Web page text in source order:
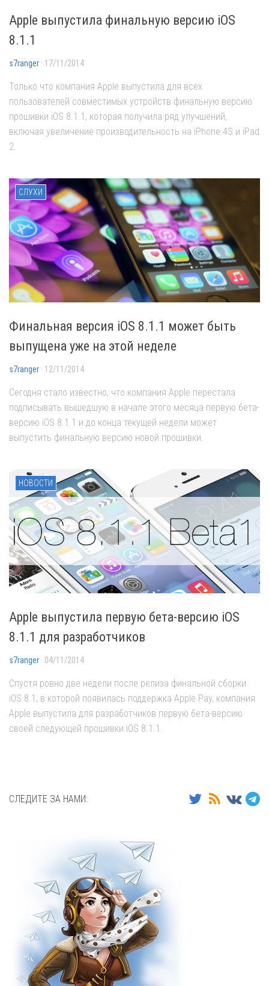
Apple выпустила финальную версию iOS
8.1.1
s7ranger · 17/11/2014
Только что компания Apple выпустила для всех
пользователей совместимых устройств финальную версию
прошивки iOS 8.1.1, которая получила ряд улучшений,
включая увеличение производительность на iPhone 4S и iPad
2.
СЛУХИ
Финальная версия iOS 8.1.1 может быть
выпущена уже на этой неделе
s7ranger · 12/11/2014
Сегодня стало известно, что компания Apple перестала
подписывать вышедшую в начале этого месяца первую бета-
версию iOS 8.1.1 и до конца текущей недели может
выпустить финальную версию новой прошивки.
НОВОСТИ
Apple выпустила первую бета-версию iOS
8.1.1 для разработчиков
s7ranger · 04/11/2014
Спустя ровно две недели после релиза финальной сборки
iOS 8.1, в которой появилась поддержка Apple Pay, компания
Apple выпустила для разработчиков первую бета-версию
своей следующей прошивки iOS 8.1.1.
СЛЕДИТЕ ЗА НАМИ: